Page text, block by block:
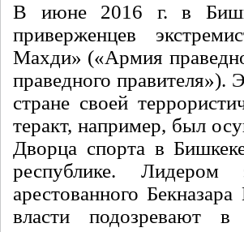
В июне 2016 г. в
приверженцев
Махди» («Армия
праведного правителя»).
стране своей
теракт, например, был
Дворца спорта в
республике. Лидером
арестованного
власти подозревают